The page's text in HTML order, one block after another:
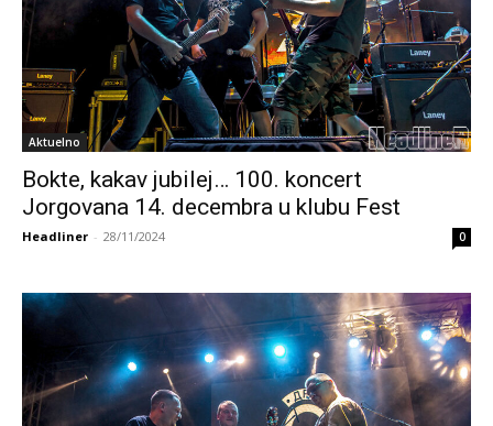
Aktuelno
Bokte, kakav jubilej… 100. koncert
Jorgovana 14. decembra u klubu Fest
Headliner - 28/11/2024 0